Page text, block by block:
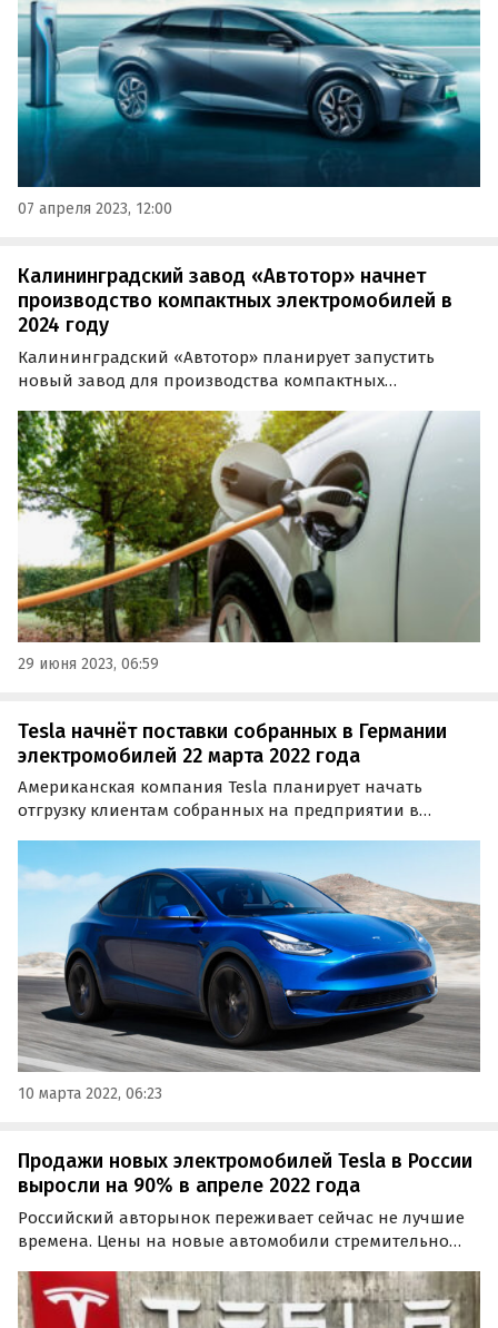
ряда.
07 апреля 2023, 12:00
Калининградский завод «Автотор» начнет
производство компактных электромобилей в
2024 году
Калининградский «Автотор» планирует запустить
новый завод для производства компактных
компании, инвестиции в создание этой новой
площадки составят 3,97 млрд рублей.
29 июня 2023, 06:59
Tesla начнёт поставки собранных в Германии
электромобилей 22 марта 2022 года
Американская компания Tesla планирует начать
отгрузку клиентам собранных на предприятии в
пунктов предписания властей Германии.
10 марта 2022, 06:23
Продажи новых электромобилей Tesla в России
выросли на 90% в апреле 2022 года
Российский авторынок переживает сейчас не лучшие
времена. Цены на новые автомобили стремительно
касается электромобилей, то их продажи в России
снизились всего на 11%, о чем свидетельствует новый…